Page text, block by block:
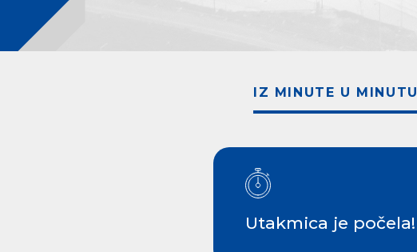
IZ MINUTE U MINUTU
Utakmica je počela!